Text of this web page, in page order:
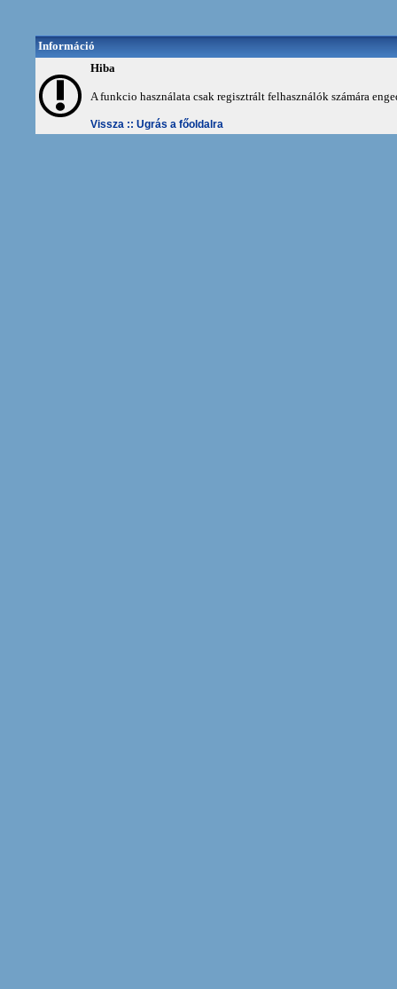
Információ
Hiba
A funkcio használata csak regisztrált felhasználók számára
Vissza :: Ugrás a főoldalra